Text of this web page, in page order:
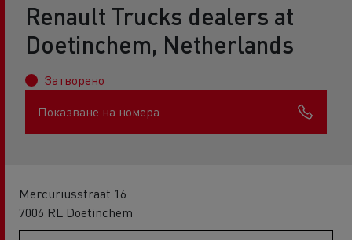
Renault Trucks dealers at
Doetinchem, Netherlands
Затворено
Показване на номера
Mercuriusstraat 16
7006 RL Doetinchem